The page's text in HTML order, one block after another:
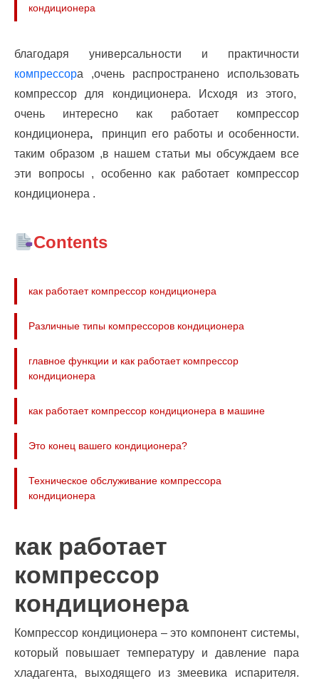
кондиционера
благодаря универсальности и практичности
компрессора ,очень распространено использовать
компрессор для кондиционера. Исходя из этого,
очень интересно как работает компрессор
кондиционера,
принцип его работы и особенности.
таким образом ,в нашем статьи мы обсуждаем все
эти вопросы , особенно как работает компрессор
кондиционера .
Contents
как работает компрессор кондиционера
Различные типы компрессоров кондиционера
главное функции и как работает компрессор
кондиционера
как работает компрессор кондиционера в машине
Это конец вашего кондиционера?
Техническое обслуживание компрессора
кондиционера
как работает
компрессор
кондиционера
Компрессор кондиционера – это компонент системы,
который повышает температуру и давление пара
хладагента, выходящего из змеевика испарителя.